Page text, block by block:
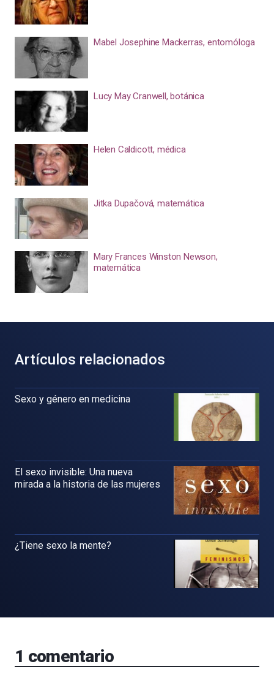
Mabel Josephine Mackerras, entomóloga
Lucy May Cranwell, botánica
Helen Caldicott, médica
Jitka Dupačová, matemática
Mary Frances Winston Newson,
matemática
Artículos relacionados
Sexo y género en medicina
El sexo invisible: Una nueva
mirada a la historia de las mujeres
¿Tiene sexo la mente?
1 comentario